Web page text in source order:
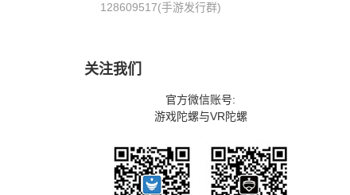
128609517(手游发行群)
关注我们
官方微信账号:
游戏陀螺与VR陀螺